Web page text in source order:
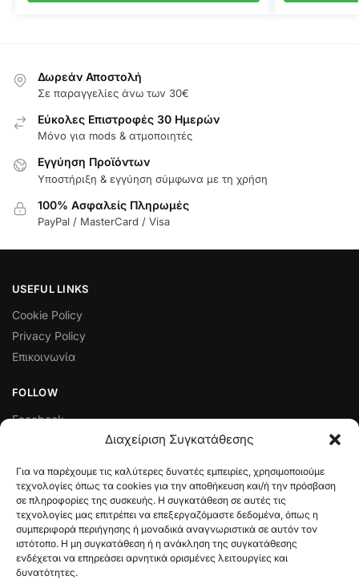
Διαχείριση Συγκατάθεσης
Για να παρέχουμε τις καλύτερες δυνατές εμπειρίες, χρησιμοποιούμε
τεχνολογίες όπως τα cookies για την αποθήκευση και/ή την πρόσβαση
σε πληροφορίες της συσκευής. Η συγκατάθεση σε αυτές τις
τεχνολογίες μας επιτρέπει να επεξεργαζόμαστε δεδομένα, όπως η
συμπεριφορά περιήγησης ή μοναδικά αναγνωριστικά σε αυτόν τον
ιστότοπο. Η μη συγκατάθεση ή η ανάκληση της συγκατάθεσης
ενδέχεται να επηρεάσει αρνητικά ορισμένες λειτουργίες και
δυνατότητες.
Δωρεάν Αποστολή
Σε παραγγελίες άνω των 30€
Εύκολες Επιστροφές 30 Ημερών
Μόνο για mods & ατμοποιητές
Εγγύηση Προϊόντων
Υποστήριξη & εγγύηση σύμφωνα με τη χρήση
100% Ασφαλείς Πληρωμές
PayPal / MasterCard / Visa
USEFUL LINKS
Cookie Policy
Privacy Policy
Επικοινωνία
FOLLOW
Facebook
ΠΟΛΙΤΙΚΈΣ ΛΕΙΤΟΥΡΓΊΑΣ ΚΑΙ ΔΙΑΧΕΊΡΙΣΗΣ ΣΥΝΑΛΛΑΓΏΝ
Πολιτική Ελαττωματικού Προϊόντος
Τρόποι Πληρωμής
Όροι & Προϋποθέσεις
Πολιτική Επιστροφών